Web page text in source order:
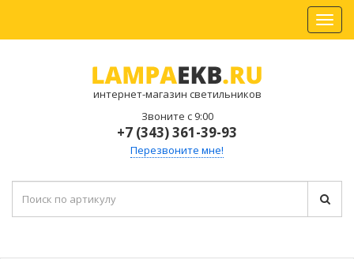
интернет-магазин светильников
Звоните с 9:00
+7 (343) 361-39-93
Перезвоните мне!